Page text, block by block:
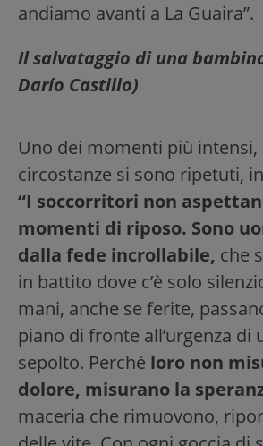
andiamo avanti a La Guaira”.
Il salvataggio di una
Darío Castillo)
Uno dei momenti più intensi,
circostanze si sono ripetuti,
“I soccorritori non
momenti di riposo. Sono
dalla fede incrollabile, che
in battito dove c’è solo
mani, anche se ferite,
piano di fronte all’urgenza di
sepolto. Perché loro non
dolore, misurano la
maceria che rimuovono,